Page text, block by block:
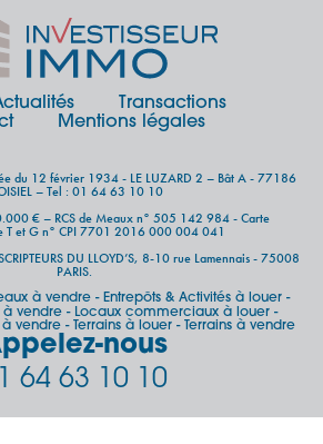
Transactions
Mentions légales
du 12 février 1934 - LE LUZARD 2 – Bât A - 77186
– Tel : 01 64 63 10 10
€ – RCS de Meaux n° 505 142 984 - Carte
T et G n° CPI 7701 2016 000 004 041
DU LLOYD’S, 8-10 rue Lamennais - 75008
PARIS.
à vendre- Entrepôts & Activités à louer-
à vendre - Locaux commerciaux à louer -
vendre - Terrains à louer - Terrains à vendre
nous
64 63 10 10